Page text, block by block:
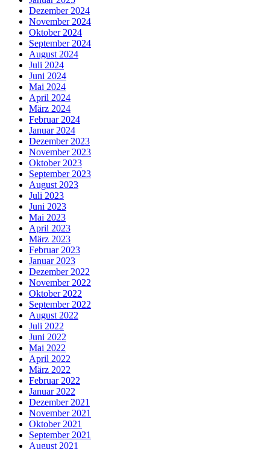
Dezember 2024
November 2024
Oktober 2024
September 2024
August 2024
Juli 2024
Juni 2024
Mai 2024
April 2024
März 2024
Februar 2024
Januar 2024
Dezember 2023
November 2023
Oktober 2023
September 2023
August 2023
Juli 2023
Juni 2023
Mai 2023
April 2023
März 2023
Februar 2023
Januar 2023
Dezember 2022
November 2022
Oktober 2022
September 2022
August 2022
Juli 2022
Juni 2022
Mai 2022
April 2022
März 2022
Februar 2022
Januar 2022
Dezember 2021
November 2021
Oktober 2021
September 2021
August 2021